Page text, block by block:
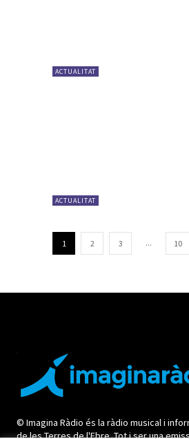
ACTUALITAT
ACTUALITAT
1 2 3 ... 10
© Imagina Ràdio és la ràdio musical i
de les Terres de l'Ebre. Tot i ser una